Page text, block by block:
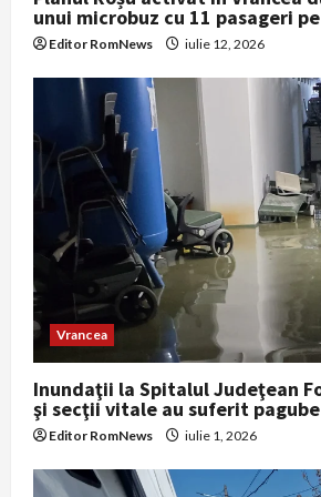
unui microbuz cu 11 pasageri pe
Editor RomNews iulie 12, 2026
Vrancea
Inundaţii la Spitalul Judeţean
şi secţii vitale au suferit
Editor RomNews iulie 1, 2026